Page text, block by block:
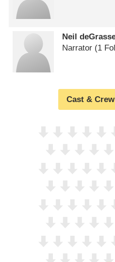
Neil
Narrator (1
Cast &